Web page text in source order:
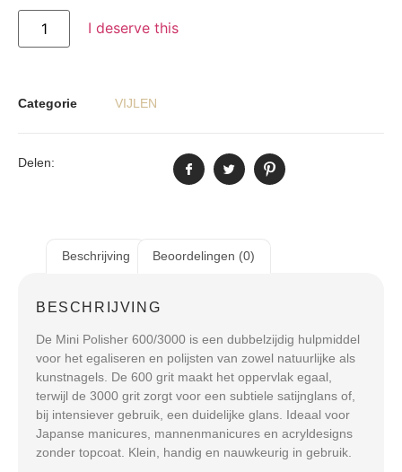
I deserve this
Categorie VIJLEN
Delen:
Beschrijving Beoordelingen (0)
BESCHRIJVING
De Mini Polisher 600/3000 is een dubbelzijdig hulpmiddel
voor het egaliseren en polijsten van zowel natuurlijke als
kunstnagels. De 600 grit maakt het oppervlak egaal,
terwijl de 3000 grit zorgt voor een subtiele satijnglans of,
bij intensiever gebruik, een duidelijke glans. Ideaal voor
Japanse manicures, mannenmanicures en acryldesigns
zonder topcoat. Klein, handig en nauwkeurig in gebruik.